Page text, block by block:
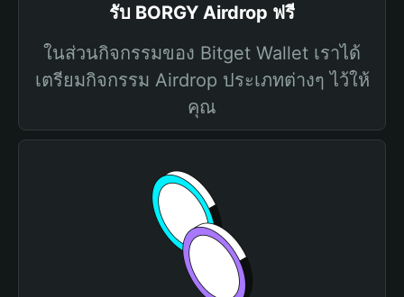
รับ BORGY Airdrop ฟรี
ในส่วนกิจกรรมของ Bitget Wallet เราได้
เตรียมกิจกรรม Airdrop ประเภทต่างๆ ไว้ให้
คุณ